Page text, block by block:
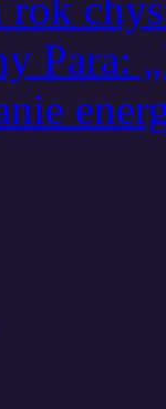
rok
Para: